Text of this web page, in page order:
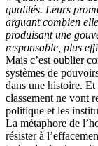
qualités. Leurs
arguant combien
produisant une
responsable, plus
Mais c’est oublier
systèmes de
dans une histoire.
classement ne vont
politique et les
La métaphore de
résister à